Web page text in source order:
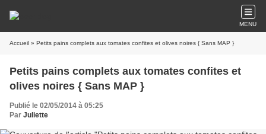
MENU
Accueil » Petits pains complets aux tomates confites et olives noires { Sans MAP }
Petits pains complets aux tomates confites et
olives noires { Sans MAP }
Publié le 02/05/2014 à 05:25
Par Juliette